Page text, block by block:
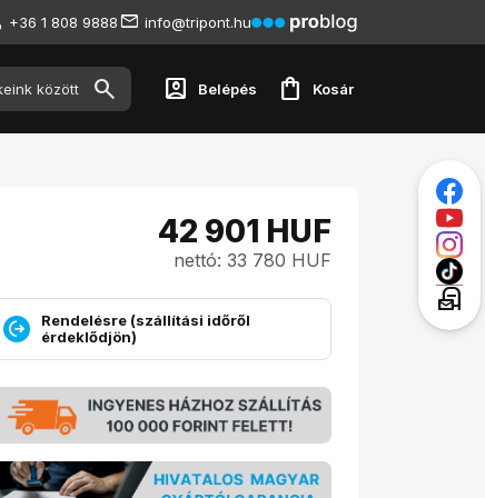
+36 1 808 9888 info@tripont.hu
account_box Belépés shopping_bag Kosár
42 901 HUF
nettó: 33 780 HUF
Rendelésre (szállítási időről
érdeklődjön)
local_post_office